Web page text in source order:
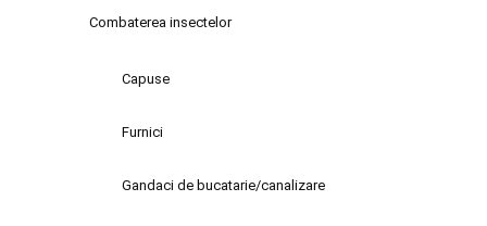
Combaterea insectelor
Capuse
Furnici
Gandaci de bucatarie/canalizare